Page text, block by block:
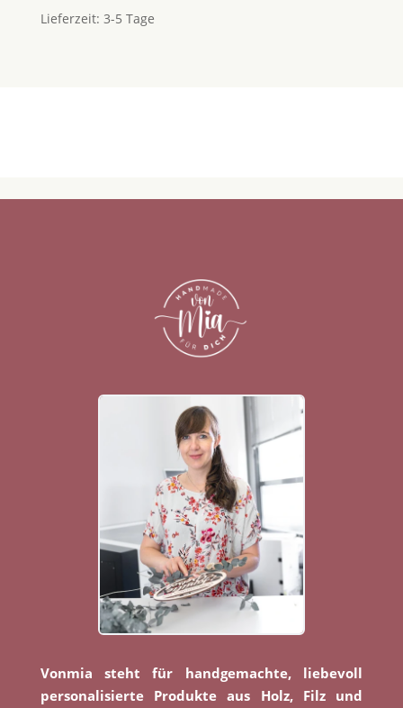
Lieferzeit: 3-5 Tage
Vonmia steht für handgemachte, liebevoll
personalisierte Produkte aus Holz, Filz und